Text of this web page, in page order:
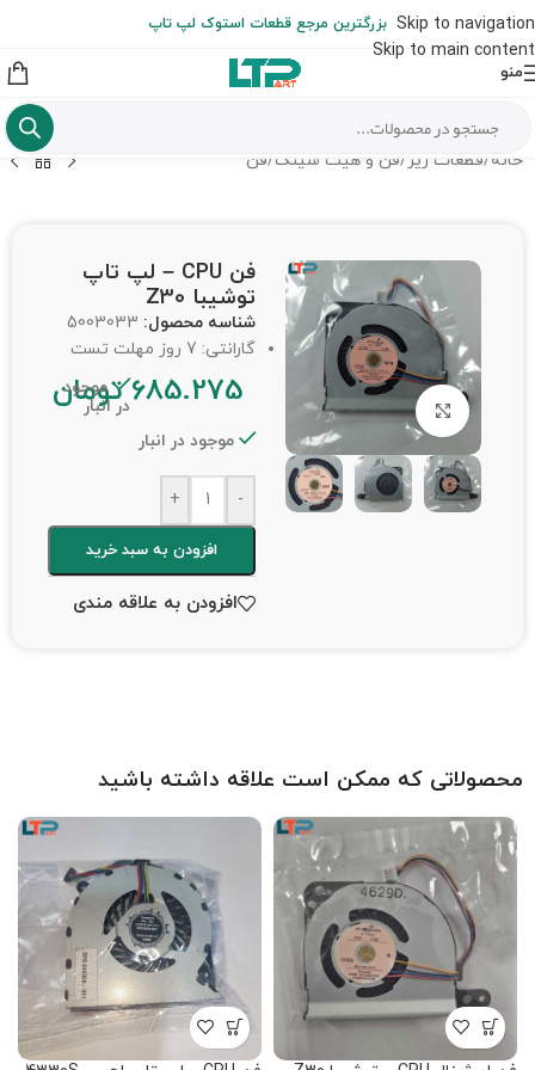
Skip to navigation
Skip to main content
از شهرستان به عهده مشتری است)
بزرگترین مرجع قطعات استوک لپ تاپ
منو
خانه /قطعات ریز /فن و هیت سینک/فن
برای بزرگنمایی کلیک کنید
فن CPU – لپ تاپ
توشیبا Z30
شناسه محصول: 5003033
گارانتی: 7 روز مهلت تست
685.275 تومان
موجود
در انبار
موجود در انبار
-
+
افزودن به سبد خرید
افزودن به علاقه مندی
محصولاتی که ممکن است علاقه داشته باشید